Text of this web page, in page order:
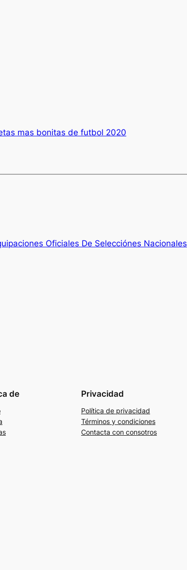
mas bonitas de futbol 2020
Oficiales De Selecciónes Nacionales
de Privacidad
Política de privacidad
Términos y condiciones
Contacta con consotros